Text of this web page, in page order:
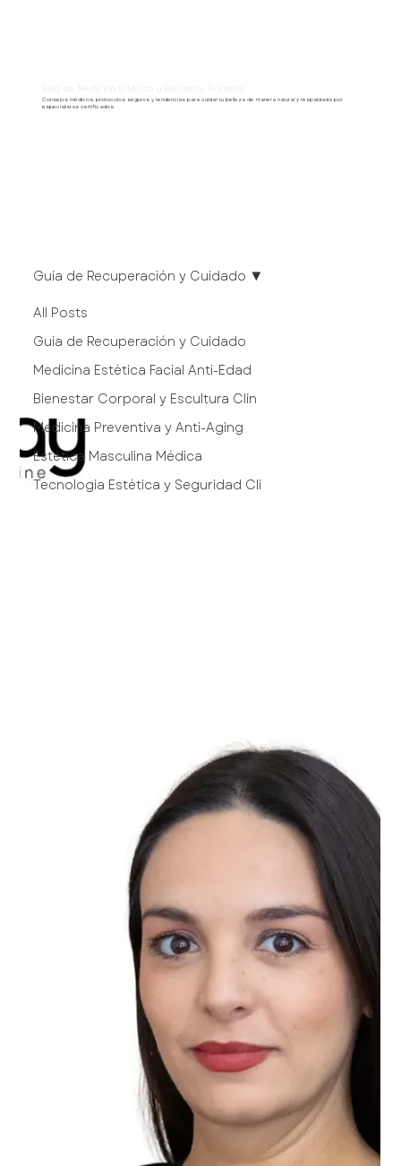
Consejos médicos, protocolos seguros y tendencias para cuidar tu belleza de manera natural y respaldada por
especialistas certificados.
All Posts
Guía de Recuperación y Cuidado
Medicina Estética Facial Anti-Edad
Bienestar Corporal y Escultura Clín
Medicina Preventiva y Anti-Aging
Estética Masculina Médica
Tecnología Estética y Seguridad Clí
Guía de Recuperación y Cuidado